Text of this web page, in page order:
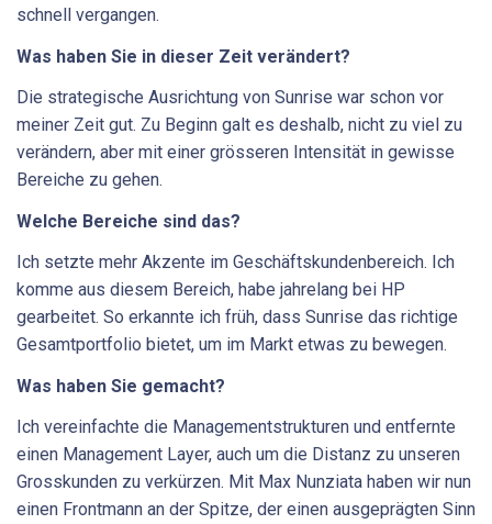
schnell vergangen.
Was haben Sie in dieser Zeit verändert?
Die strategische Ausrichtung von Sunrise war schon vor
meiner Zeit gut. Zu Beginn galt es deshalb, nicht zu viel zu
verändern, aber mit einer grösseren Intensität in gewisse
Bereiche zu gehen.
Welche Bereiche sind das?
Ich setzte mehr Akzente im Geschäftskundenbereich. Ich
komme aus diesem Bereich, habe jahrelang bei HP
gearbeitet. So erkannte ich früh, dass Sunrise das richtige
Gesamtportfolio bietet, um im Markt etwas zu bewegen.
Was haben Sie gemacht?
Ich vereinfachte die Managementstrukturen und entfernte
einen Management Layer, auch um die Distanz zu unseren
Grosskunden zu verkürzen. Mit Max Nunziata haben wir nun
einen Frontmann an der Spitze, der einen ausgeprägten Sinn